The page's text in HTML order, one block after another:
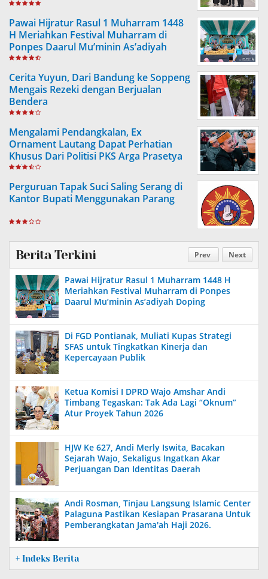
Pawai Hijratur Rasul 1 Muharram 1448
H Meriahkan Festival Muharram di
Ponpes Daarul Mu’minin As’adiyah
Doping
Cerita Yuyun, Dari Bandung ke Soppeng
Mengais Rezeki dengan Berjualan
Bendera
Mengalami Pendangkalan, Ex
Ornament Lautang Dapat Perhatian
Khusus Dari Politisi PKS Arga Prasetya
Ashar
Perguruan Tapak Suci Saling Serang di
Kantor Bupati Menggunakan Parang
Prev Next
Berita Terkini
Pawai Hijratur Rasul 1 Muharram 1448 H
Meriahkan Festival Muharram di Ponpes
Daarul Mu’minin As’adiyah Doping
Di FGD Pontianak, Muliati Kupas Strategi
SFAS untuk Tingkatkan Kinerja dan
Kepercayaan Publik
Ketua Komisi I DPRD Wajo Amshar Andi
Timbang Tegaskan: Tak Ada Lagi “Oknum”
Atur Proyek Tahun 2026
HJW Ke 627, Andi Merly Iswita, Bacakan
Sejarah Wajo, Sekaligus Ingatkan Akar
Perjuangan Dan Identitas Daerah
Andi Rosman, Tinjau Langsung Islamic Center
Palaguna Pastikan Kesiapan Prasarana Untuk
Pemberangkatan Jama'ah Haji 2026.
+ Indeks Berita